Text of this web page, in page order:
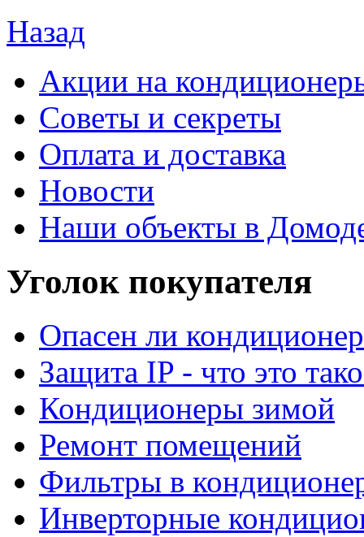
Назад
Акции на
Советы и секреты
Оплата и доставка
Новости
Наши объекты в
Уголок покупателя
Опасен ли
Защита IP - что это
Кондиционеры зимой
Ремонт помещений
Фильтры в
Инверторные